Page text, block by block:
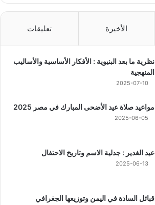
الأخيرة تعليقات
نظرية ما بعد البنيوية : الأفكار الأساسية والأساليب
المنهجية
2025-07-10
مواعيد صلاة عيد الأضحى المبارك في مصر 2025
2025-06-05
عيد الغدير : جدلية الاسم وتاريخ الاحتفال
2025-06-13
قبائل السادة في اليمن وتوزيعها الجغرافي